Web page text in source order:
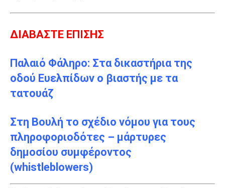
ΔΙΑΒΑΣΤΕ ΕΠΙΣΗΣ
Παλαιό Φάληρο: Στα δικαστήρια της
οδού Ευελπίδων ο βιαστής με τα
τατουάζ
Στη Βουλή το σχέδιο νόμου για τους
πληροφοριοδότες – μάρτυρες
δημοσίου συμφέροντος
(whistleblowers)